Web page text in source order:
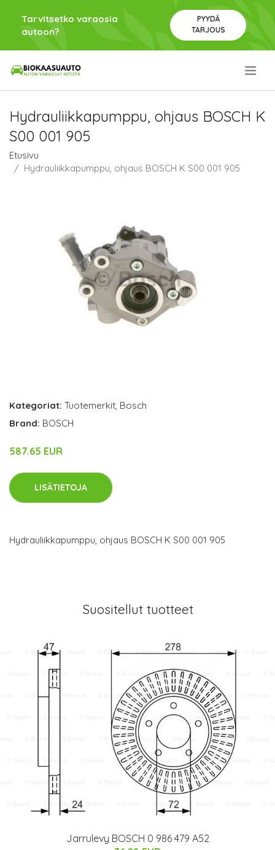
Tarvitsetko varaosia
autoon?
PYYDÄ
TARJOUS
Hydrauliikkapumppu, ohjaus BOSCH K
S00 001 905
Etusivu
Hydrauliikkapumppu, ohjaus BOSCH K S00 001 905
Kategoriat: Tuotemerkit, Bosch
Brand: BOSCH
587.65 EUR
LISÄTIETOJA
Hydrauliikkapumppu, ohjaus BOSCH K S00 001 905
Suositellut tuotteet
Jarrulevy BOSCH 0 986 479 A52